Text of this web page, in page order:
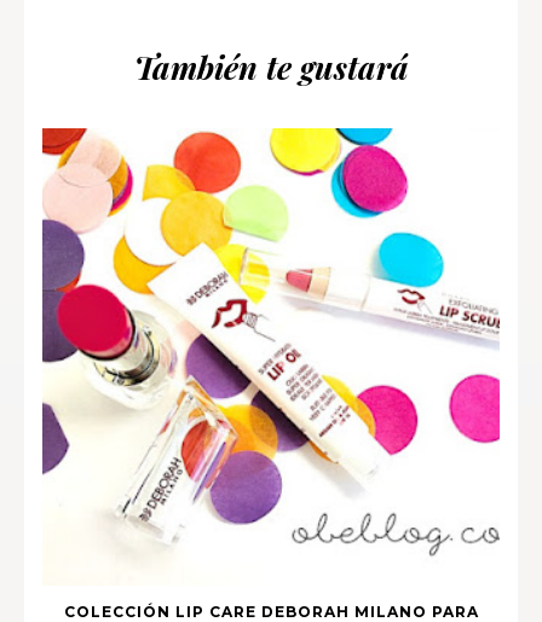
También te gustará
COLECCIÓN LIP CARE DEBORAH MILANO PARA